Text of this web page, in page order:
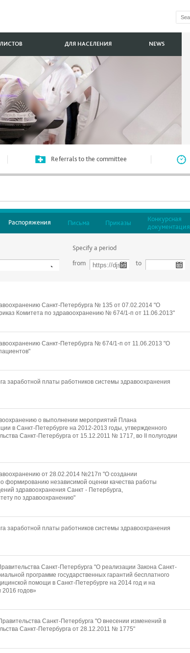
ДЛЯ НАСЕЛЕНИЯ NEWS
Referrals to the committee
Распоряжения Письма Приказы
Конкурсная
документация
Specify a period
from
to
Санкт-Петербурга № 135 от 07.02.2014 "О
Комитета по здравоохранению № 674/1-п от 11.06.2013"
Санкт-Петербурга № 674/1-п от 11.06.2013 "О
заработной платы работников системы здравоохранения
о выполнении мероприятий Плана
в Санкт-Петербурге на 2012-2013 годы, утвержденного
Санкт-Петербурга от 15.12.2011 № 1717, во II полугодии
от 28.02.2014 №217п "О создании
формированию независимой оценки качества работы
здравоохранения Санкт - Петербурга,
по здравоохранению"
заработной платы работников системы здравоохранения
Санкт-Петербурга "О реализации Закона Санкт-
программе государственных гарантий бесплатного
помощи в Санкт-Петербурге на 2014 год и на
годов»
Санкт-Петербурга "О внесении изменений в
Санкт-Петербурга от 28.12.2011 № 1775"